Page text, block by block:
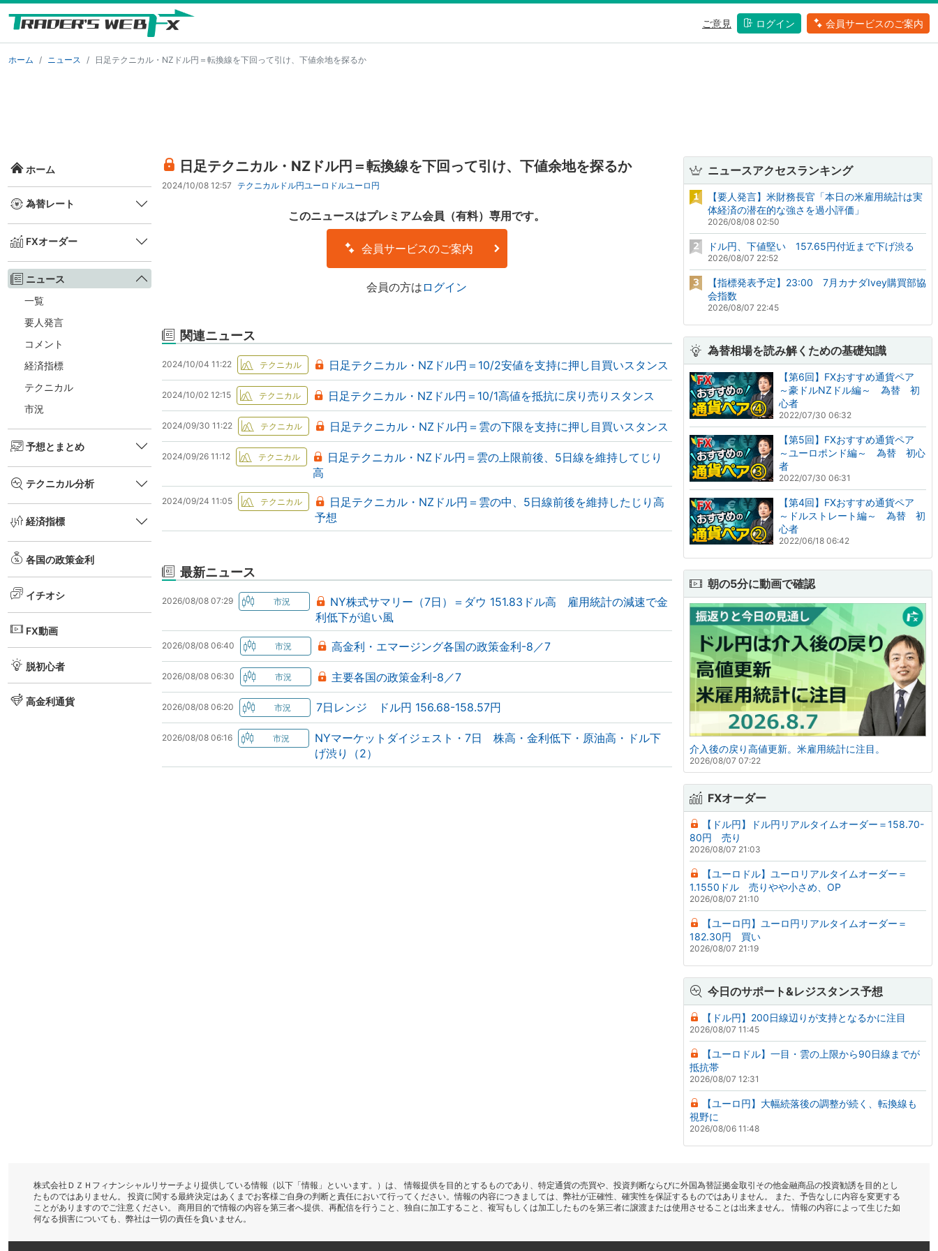
ご意見 ログイン 会員サービスのご案内
ホーム ニュース 日足テクニカル・NZドル円＝転換線を下回って引け、下値余地を探るか
ホーム
為替レート
FXオーダー
ニュース
一覧
要人発言
コメント
経済指標
テクニカル
市況
予想とまとめ
テクニカル分析
経済指標
各国の政策金利
イチオシ
FX動画
脱初心者
高金利通貨
日足テクニカル・NZドル円＝転換線を下回って引け、下値余地を探るか
2024/10/08 12:57 テクニカル ドル円ユーロドルユーロ円
このニュースはプレミアム会員（有料）専用です。
会員サービスのご案内
会員の方は ログイン
関連ニュース
2024/10/04 11:22 日足テクニカル・NZドル円＝10/2安値を支持に押し目買いスタンス
2024/10/02 12:15 日足テクニカル・NZドル円＝10/1高値を抵抗に戻り売りスタンス
2024/09/30 11:22 日足テクニカル・NZドル円＝雲の下限を支持に押し目買いスタンス
2024/09/26 11:12
日足テクニカル・NZドル円＝雲の上限前後、5日線を維持してじり
高
2024/09/24 11:05
日足テクニカル・NZドル円＝雲の中、5日線前後を維持したじり高
予想
最新ニュース
2026/08/08 07:29
NY株式サマリー（7日）＝ダウ 151.83ドル高 雇用統計の減速で金
利低下が追い風
2026/08/08 06:40 高金利・エマージング各国の政策金利-8／7
2026/08/08 06:30 主要各国の政策金利-8／7
2026/08/08 06:20 7日レンジ ドル円 156.68-158.57円
2026/08/08 06:16
NYマーケットダイジェスト・7日 株高・金利低下・原油高・ドル下
げ渋り（2）
ニュースアクセスランキング
【要人発言】米財務長官「本日の米雇用統計は実
体経済の潜在的な強さを過小評価」
2026/08/08 02:50
ドル円、下値堅い 157.65円付近まで下げ渋る
2026/08/07 22:52
【指標発表予定】23:00 7月カナダIvey購買部協
会指数
2026/08/07 22:45
為替相場を読み解くための基礎知識
【第6回】FXおすすめ通貨ペア
～豪ドルNZドル編～ 為替 初
心者
2022/07/30 06:32
【第5回】FXおすすめ通貨ペア
～ユーロポンド編～ 為替 初心
者
2022/07/30 06:31
【第4回】FXおすすめ通貨ペア
～ドルストレート編～ 為替 初
心者
2022/06/18 06:42
朝の5分に動画で確認
介入後の戻り高値更新。米雇用統計に注目。
2026/08/07 07:22
FXオーダー
【ドル円】ドル円リアルタイムオーダー＝158.70-
80円 売り
2026/08/07 21:03
【ユーロドル】ユーロリアルタイムオーダー＝
1.1550ドル 売りやや小さめ、OP
2026/08/07 21:10
【ユーロ円】ユーロ円リアルタイムオーダー＝
182.30円 買い
2026/08/07 21:19
今日のサポート&レジスタンス予想
【ドル円】200日線辺りが支持となるかに注目
2026/08/07 11:45
【ユーロドル】一目・雲の上限から90日線までが
抵抗帯
2026/08/07 12:31
【ユーロ円】大幅続落後の調整が続く、転換線も
視野に
2026/08/06 11:48
株式会社ＤＺＨフィナンシャルリサーチより提供している情報（以下「情報」といいます。）は、 情報提供を目的とするものであり、特定通貨の売買や、投資判断ならびに外国為替証拠金取引その他金融商品の投資勧誘を目的とし
たものではありません。 投資に関する最終決定はあくまでお客様ご自身の判断と責任において行ってください。情報の内容につきましては、弊社が正確性、確実性を保証するものではありません。 また、予告なしに内容を変更する
ことがありますのでご注意ください。 商用目的で情報の内容を第三者へ提供、再配信を行うこと、独自に加工すること、複写もしくは加工したものを第三者に譲渡または使用させることは出来ません。 情報の内容によって生じた如
何なる損害についても、弊社は一切の責任を負いません。